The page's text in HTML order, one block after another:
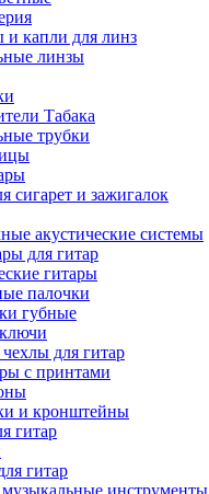
и капли для линз
линзы
Табака
трубки
сигарет и зажигалок
акустические системы
для гитар
гитары
палочки
губные
для гитар
с принтами
и кронштейны
гитар
гитар
инструменты